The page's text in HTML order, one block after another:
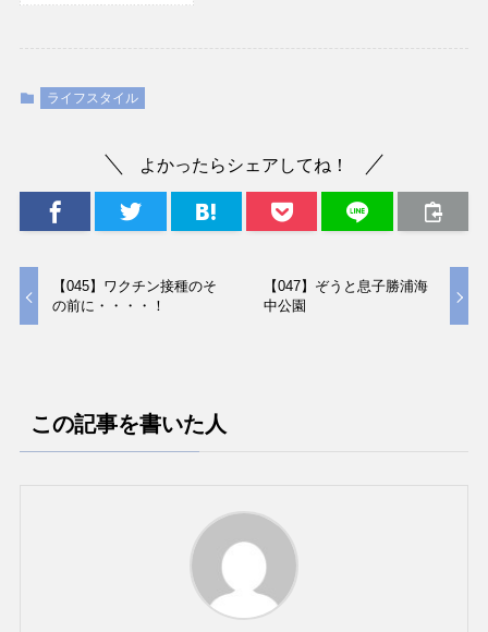
ライフスタイル
よかったらシェアしてね！
【045】ワクチン接種のそ
の前に・・・・！
【047】ぞうと息子勝浦海
中公園
この記事を書いた人